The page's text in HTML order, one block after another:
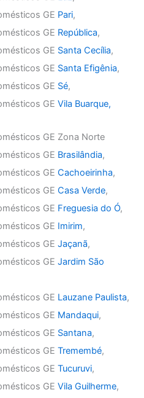
GE Pari,
GE República,
GE Santa Cecília,
GE Santa Efigênia,
GE Sé,
GEVila Buarque,
GE Zona Norte
GE Brasilândia,
GECachoeirinha,
GECasa Verde,
GE Freguesia do Ó,
GE Imirim,
GEJaçanã,
GEJardim São
GE Lauzane Paulista,
GE Mandaqui,
GE Santana,
GETremembé,
GETucuruvi,
GEVila Guilherme,